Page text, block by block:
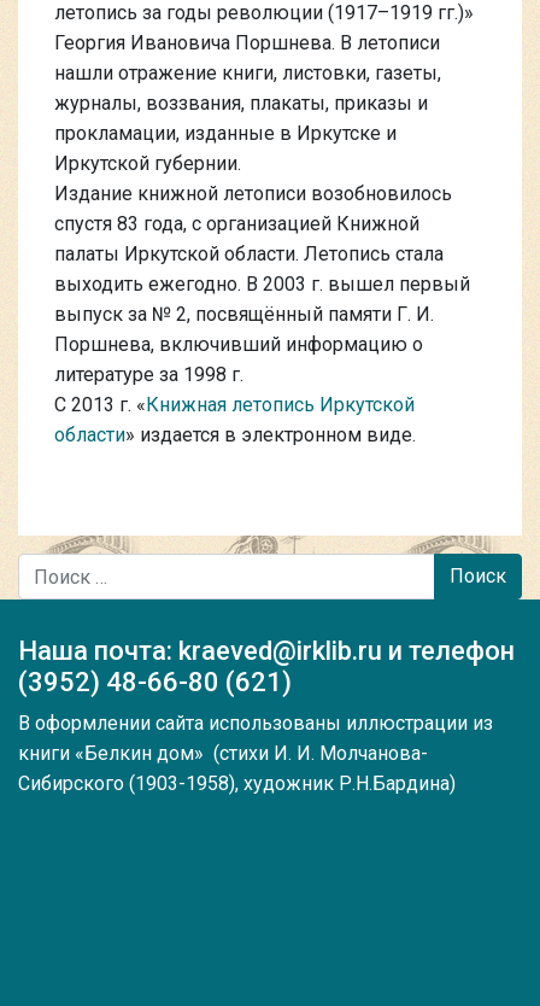
летопись за годы революции (1917–1919 гг.)»
Георгия Ивановича Поршнева. В летописи
нашли отражение книги, листовки, газеты,
журналы, воззвания, плакаты, приказы и
прокламации, изданные в Иркутске и
Иркутской губернии.
Издание книжной летописи возобновилось
спустя 83 года, с организацией Книжной
палаты Иркутской области. Летопись стала
выходить ежегодно. В 2003 г. вышел первый
выпуск за № 2, посвящённый памяти Г. И.
Поршнева, включивший информацию о
литературе за 1998 г.
С 2013 г. « Книжная летопись Иркутской
области» издается в электронном виде.
Поиск
Наша почта: kraeved@irklib.ru и телефон
(3952) 48-66-80 (621)
В оформлении сайта использованы иллюстрации из
книги «Белкин дом» (стихи И. И. Молчанова-
Сибирского (1903-1958), художник Р.Н.Бардина)